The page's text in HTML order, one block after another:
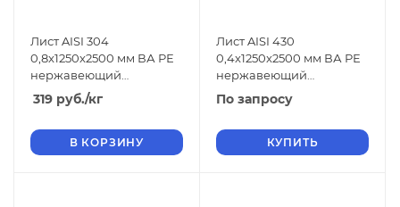
Лист AISI 304
0,8x1250x2500 мм ВА РЕ
нержавеющий
зеркальный
319 руб./кг
В КОРЗИНУ
Лист AISI 430
0,4x1250x2500 мм ВА РЕ
нержавеющий
зеркальный
По запросу
КУПИТЬ